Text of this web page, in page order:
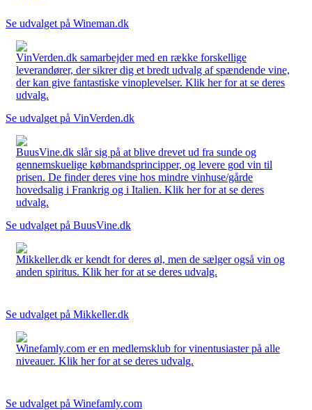
Se udvalget på Wineman.dk
VinVerden.dk samarbejder med en række forskellige
leverandører, der sikrer dig et bredt udvalg af spændende vine,
der kan give fantastiske vinoplevelser. Klik her for at se deres
udvalg.
Se udvalget på VinVerden.dk
BuusVine.dk slår sig på at blive drevet ud fra sunde og
gennemskuelige købmandsprincipper, og levere god vin til
prisen. De finder deres vine hos mindre vinhuse/gårde
hovedsalig i Frankrig og i Italien. Klik her for at se deres
udvalg.
Se udvalget på BuusVine.dk
Mikkeller.dk er kendt for deres øl, men de sælger også vin og
anden spiritus. Klik her for at se deres udvalg.
Se udvalget på Mikkeller.dk
Winefamly.com er en medlemsklub for vinentusiaster på alle
niveauer. Klik her for at se deres udvalg.
Se udvalget på Winefamly.com